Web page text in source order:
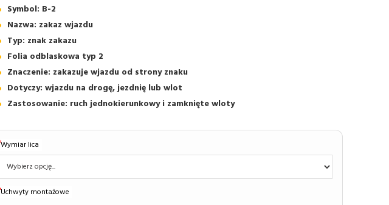
Symbol: B-2
Nazwa: zakaz wjazdu
Typ: znak zakazu
Folia odblaskowa typ 2
Znaczenie: zakazuje wjazdu od strony znaku
Dotyczy: wjazdu na drogę, jezdnię lub wlot
Zastosowanie: ruch jednokierunkowy i zamknięte wloty
Wymiar lica
Uchwyty montażowe